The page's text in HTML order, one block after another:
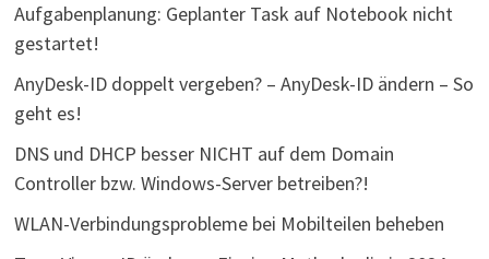
Aufgabenplanung: Geplanter Task auf Notebook nicht
gestartet!
AnyDesk-ID doppelt vergeben? – AnyDesk-ID ändern – So
geht es!
DNS und DHCP besser NICHT auf dem Domain
Controller bzw. Windows-Server betreiben?!
WLAN-Verbindungsprobleme bei Mobilteilen beheben